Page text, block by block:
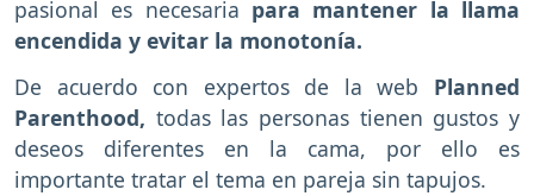
pasional es necesaria para mantener la llama
encendida y evitar la monotonía.
De acuerdo con expertos de la web Planned
Parenthood, todas las personas tienen gustos y
deseos diferentes en la cama, por ello es
importante tratar el tema en pareja sin tapujos.